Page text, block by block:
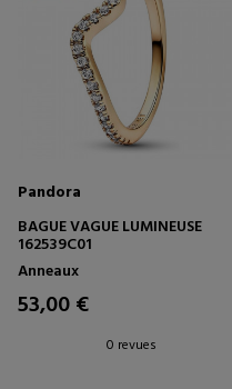
Pandora
BAGUE VAGUE LUMINEUSE
162539C01
Anneaux
53,00 €
0 revues